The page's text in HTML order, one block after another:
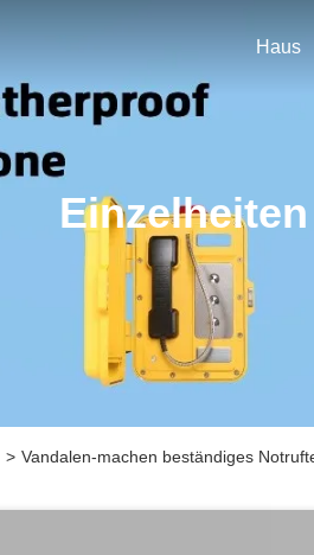
Haus
> Vandalen-machen beständiges